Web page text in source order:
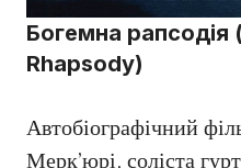
Богемна рапсодія
Rhapsody)
Автобіографічний
Мерк’юрі, соліста